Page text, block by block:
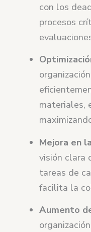
con los
procesos
materiales,
Mejora en
visión clara
tareas de
facilita la
Aumento